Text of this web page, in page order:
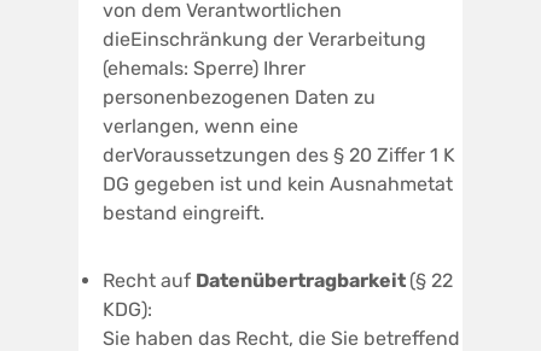
von dem Verantwortlichen
dieEinschränkung der Verarbeitung
(ehemals: Sperre) Ihrer
personenbezogenen Daten zu
verlangen, wenn eine
derVoraussetzungen des § 20 Ziffer 1 K
DG gegeben ist und kein Ausnahmetat
bestand eingreift.
Recht auf Datenübertragbarkeit (§ 22
KDG):
Sie haben das Recht, die Sie betreffend